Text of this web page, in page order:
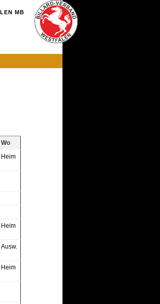
MB
Wo
Heim
Heim
Ausw.
Heim